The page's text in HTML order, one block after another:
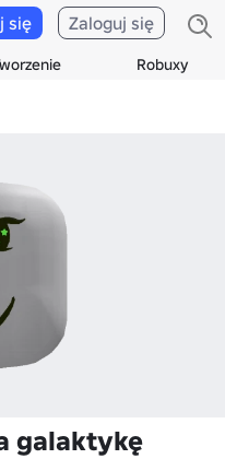
Robuxy
się Zaloguj się
galaktykę